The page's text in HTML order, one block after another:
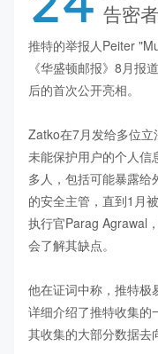
告密
推特的举报人Peiter
《华盛顿邮报》8月报
后的首次公开亮相。
Zatko在7月发给多位
未能保护用户的个人信
多人，包括可能暴露
的安全主管，直到1月
执行官Parag Agrawal
会了解其缺点。
他在证词中称，推特极
详细介绍了推特收集的
其收集的大部分数据去